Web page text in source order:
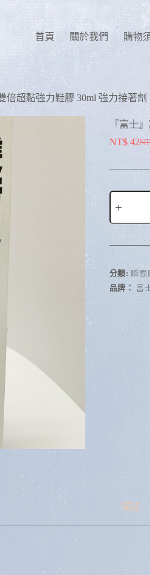
首頁 關於我們 購物
倍超黏強力鞋膠 30ml 強力接著劑
『富士
NT$ 42
r
n
a
分類: 瞬間
品牌： 富
描述